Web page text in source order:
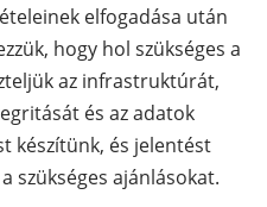
elfogadása után
hogy hol szükséges a
az infrastruktúrát,
és az adatok
készítünk, és jelentést
szükséges ajánlásokat.